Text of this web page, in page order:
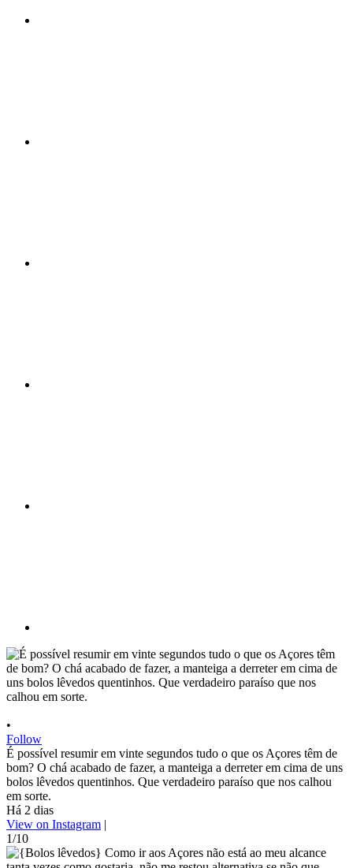
•
Follow
É possível resumir em vinte segundos tudo o que os Açores têm de
bom? O chá acabado de fazer, a manteiga a derreter em cima de uns
bolos lêvedos quentinhos. Que verdadeiro paraíso que nos calhou
em sorte.
Há 2 dias
View on Instagram |
1/10